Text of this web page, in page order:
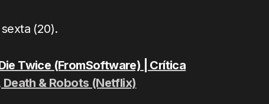
(20).
Twice (FromSoftware) | Crítica
& Robots (Netflix)